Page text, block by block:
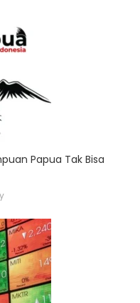
Papua Tak Bisa